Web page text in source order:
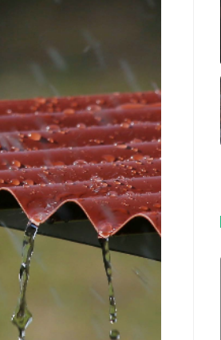
¿Qué comer antes de un partido